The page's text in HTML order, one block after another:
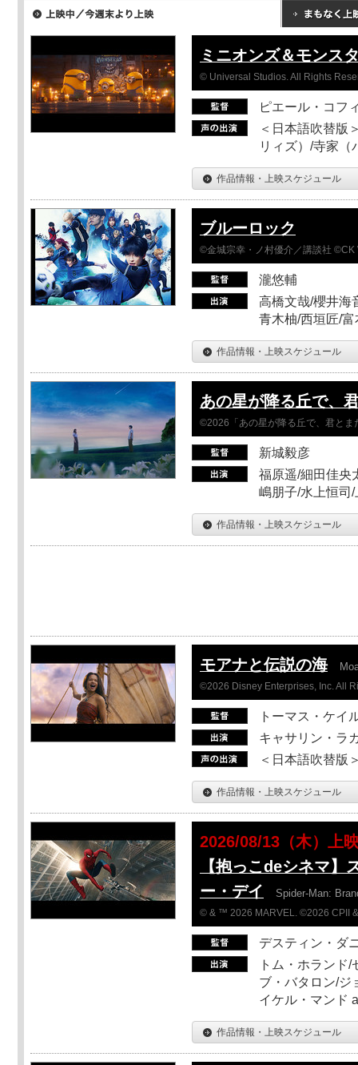
ミニオンズ＆モンス
© Universal Studios. All Rights
ピエール・コフ
＜日本語吹替版
リィズ）/寺家（
作品情報・上映スケジュール
ブルーロック
©金城宗幸・ノ村優介／講談社 ©CK
瀧悠輔
高橋文哉/櫻井海
青木柚/西垣匠/
作品情報・上映スケジュール
あの星が降る丘で、
©2026「あの星が降る丘で、君とま
新城毅彦
福原遥/細田佳央
嶋朋子/水上恒司
作品情報・上映スケジュール
モアナと伝説の海
©2026 Disney Enterprises, Inc. All
トーマス・ケイ
キャサリン・ラ
＜日本語吹替版
作品情報・上映スケジュール
2026/08/13（木）上
【抱っこdeシネマ】
ー・デイ
Spider-Man:
© & ™ 2026 MARVEL. ©2026 CPII
デスティン・ダ
トム・ホランド
ブ・バタロン/ジ
イケル・マンド
作品情報・上映スケジュール